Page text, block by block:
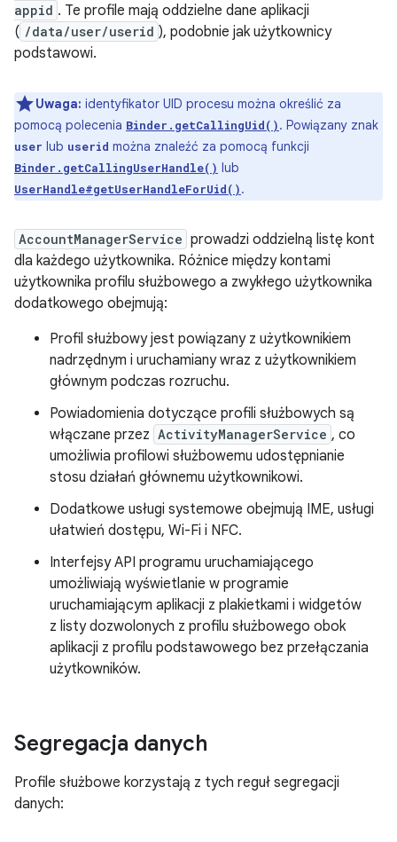
appid . Te profile mają oddzielne dane aplikacji
( /data/user/userid ), podobnie jak użytkownicy
podstawowi.
Uwaga: identyfikator UID procesu można określić za
pomocą polecenia Binder.getCallingUid(). Powiązany znak
user lub userid można znaleźć za pomocą funkcji
Binder.getCallingUserHandle() lub
UserHandle#getUserHandleForUid().
AccountManagerService prowadzi oddzielną listę kont
dla każdego użytkownika. Różnice między kontami
użytkownika profilu służbowego a zwykłego użytkownika
dodatkowego obejmują:
Profil służbowy jest powiązany z użytkownikiem
nadrzędnym i uruchamiany wraz z użytkownikiem
głównym podczas rozruchu.
Powiadomienia dotyczące profili służbowych są
włączane przez ActivityManagerService , co
umożliwia profilowi służbowemu udostępnianie
stosu działań głównemu użytkownikowi.
Dodatkowe usługi systemowe obejmują IME, usługi
ułatwień dostępu, Wi-Fi i NFC.
Interfejsy API programu uruchamiającego
umożliwiają wyświetlanie w programie
uruchamiającym aplikacji z plakietkami i widgetów
z listy dozwolonych z profilu służbowego obok
aplikacji z profilu podstawowego bez przełączania
użytkowników.
Segregacja danych
Profile służbowe korzystają z tych reguł segregacji
danych: